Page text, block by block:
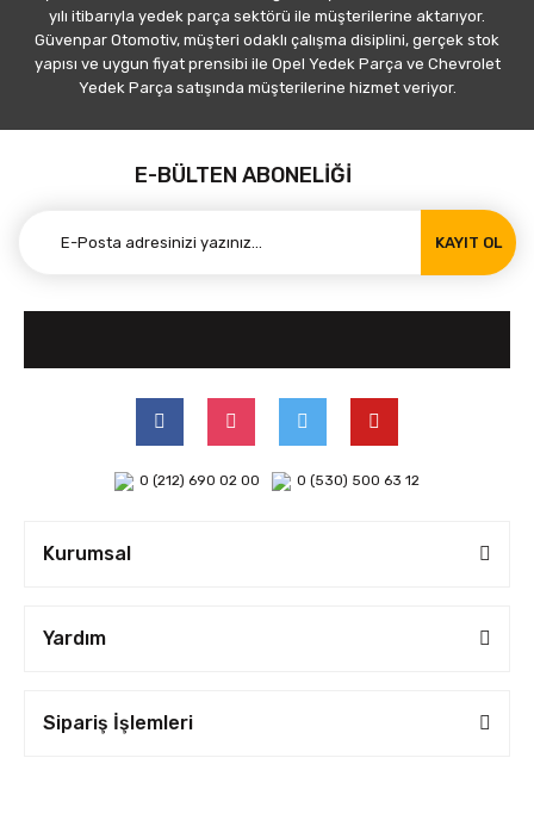
yılı itibarıyla yedek parça sektörü ile müşterilerine aktarıyor.
Güvenpar Otomotiv, müşteri odaklı çalışma disiplini, gerçek stok
yapısı ve uygun fiyat prensibi ile Opel Yedek Parça ve Chevrolet
Yedek Parça satışında müşterilerine hizmet veriyor.
E-BÜLTEN ABONELİĞİ
KAYIT OL
0 (212) 690 02 00 0 (530) 500 63 12
Kurumsal
Yardım
Sipariş İşlemleri